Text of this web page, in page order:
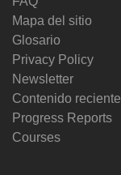
Mapa del sitio
Glosario
Privacy Policy
Newsletter
Contenido reciente
Progress Reports
Courses